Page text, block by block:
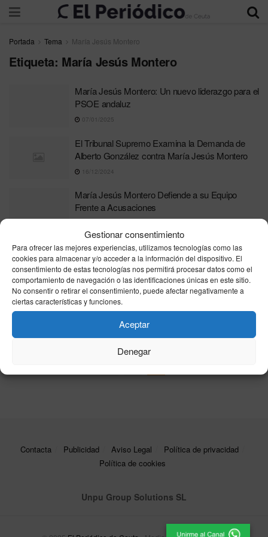
Gestionar consentimiento
Para ofrecer las mejores experiencias, utilizamos tecnologías como las
cookies para almacenar y/o acceder a la información del dispositivo. El
consentimiento de estas tecnologías nos permitirá procesar datos como el
comportamiento de navegación o las identificaciones únicas en este sitio.
No consentir o retirar el consentimiento, puede afectar negativamente a
ciertas características y funciones.
Aceptar
Denegar
Portada Tema María Jesús Montero
Etiqueta: María Jesús Montero
María Jesús Montero: Un nuevo liderazgo para el
PSOE andaluz
07/01/2025
El Tribunal Supremo Examina la Demanda de
Alberto González contra María Jesús Montero
16/12/2024
María Jesús Montero Defiende a su Equipo
Frente a Acusaciones
Citación en el Senado: Caso Koldo y sus
Implicaciones
19/11/2024
Debate en el Congreso: Corrupción y Economía
en el Centro de la Discusión
Contacta Publicidad Aviso Legal
Política de privacidad
Política de cookies
Unpu Group Solutions SL